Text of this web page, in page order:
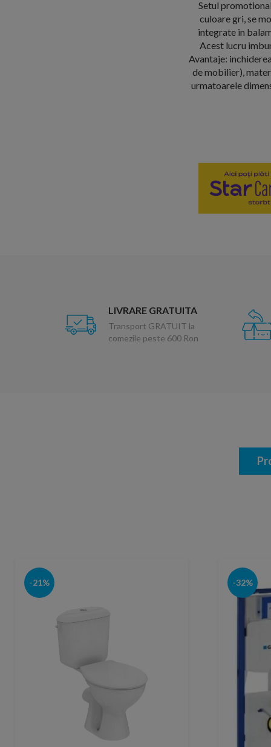
Setul
culoare gri, se
integrate in
Acest lucru
Avantaje:
de mobilier),
urmatoarele
LIVRARE GRATUITA
Transport GRATUIT la
comezile peste 600 Ron
-21% -32%